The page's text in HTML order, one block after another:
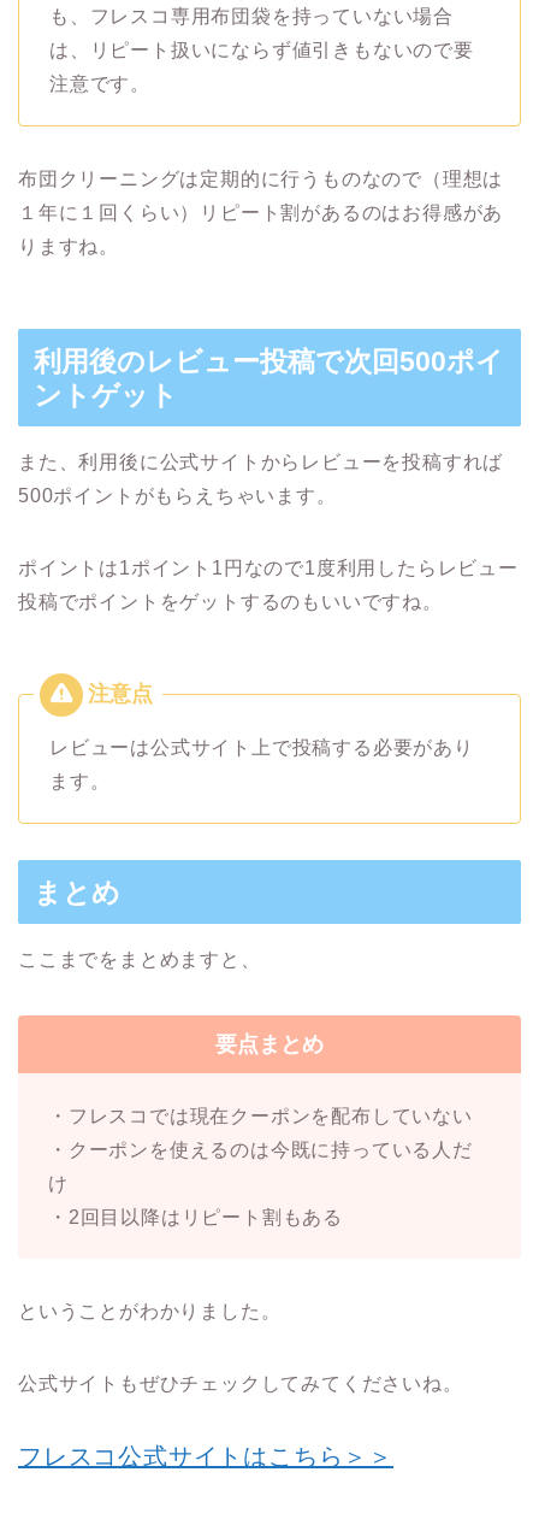
も、フレスコ専用布団袋を持っていない場合
は、リピート扱いにならず値引きもないので要
注意です。
布団クリーニングは定期的に行うものなので（理想は
１年に１回くらい）リピート割があるのはお得感があ
りますね。
利用後のレビュー投稿で次回500ポイ
ントゲット
また、利用後に公式サイトからレビューを投稿すれば
500ポイントがもらえちゃいます。
ポイントは1ポイント1円なので1度利用したらレビュー
投稿でポイントをゲットするのもいいですね。
レビューは公式サイト上で投稿する必要があり
ます。
まとめ
ここまでをまとめますと、
要点まとめ
・フレスコでは現在クーポンを配布していない
・クーポンを使えるのは今既に持っている人だ
け
・2回目以降はリピート割もある
ということがわかりました。
公式サイトもぜひチェックしてみてくださいね。
フレスコ公式サイトはこちら＞＞